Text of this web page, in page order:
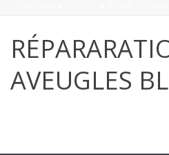
AVEUGLES